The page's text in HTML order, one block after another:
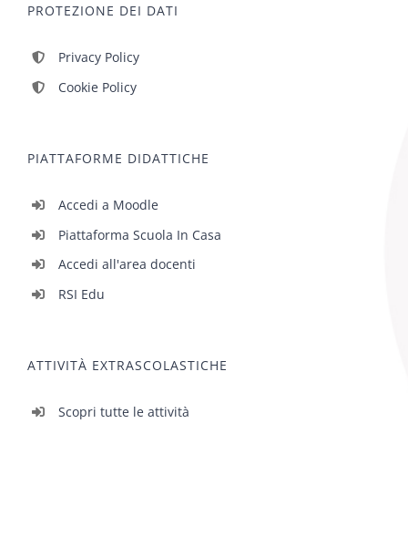
PROTEZIONE DEI DATI
Privacy Policy
Cookie Policy
PIATTAFORME DIDATTICHE
Accedi a Moodle
Piattaforma Scuola In Casa
Accedi all'area docenti
RSI Edu
ATTIVITÀ EXTRASCOLASTICHE
Scopri tutte le attività